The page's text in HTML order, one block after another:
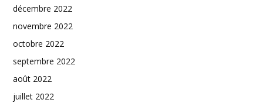
décembre 2022
novembre 2022
octobre 2022
septembre 2022
août 2022
juillet 2022